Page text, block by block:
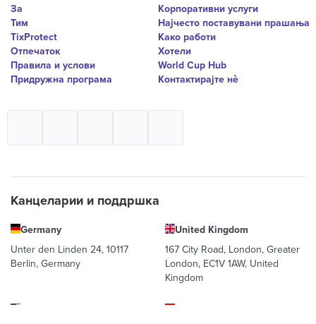
За
Тим
TixProtect
Отпечаток
Правила и услови
Придружна програма
Корпоративни услуги
Најчесто поставувани прашања
Како работи
Хотели
World Cup Hub
Контактирајте нѐ
Канцеларии и поддршка
Germany
Unter den Linden 24, 10117
Berlin, Germany
United Kingdom
167 City Road, London, Greater
London, EC1V 1AW, United
Kingdom